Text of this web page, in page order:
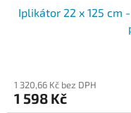
Iplikátor 22 x 125 cm
1 320,66 Kč bez DPH
1 598 Kč